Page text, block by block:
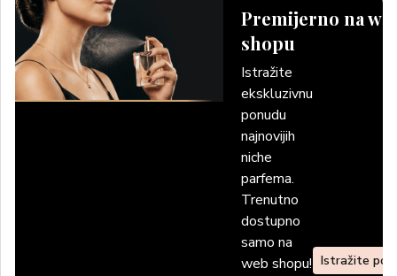
Premijerno na
shopu
Istražite
ekskluzivnu
ponudu
najnovijih
niche
parfema.
Trenutno
dostupno
samo na
web shopu! Istražite